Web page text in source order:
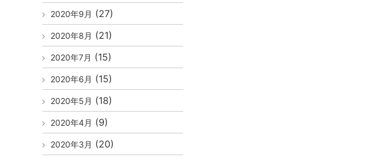
2020年9月 (27)
2020年8月 (21)
2020年7月 (15)
2020年6月 (15)
2020年5月 (18)
2020年4月 (9)
2020年3月 (20)